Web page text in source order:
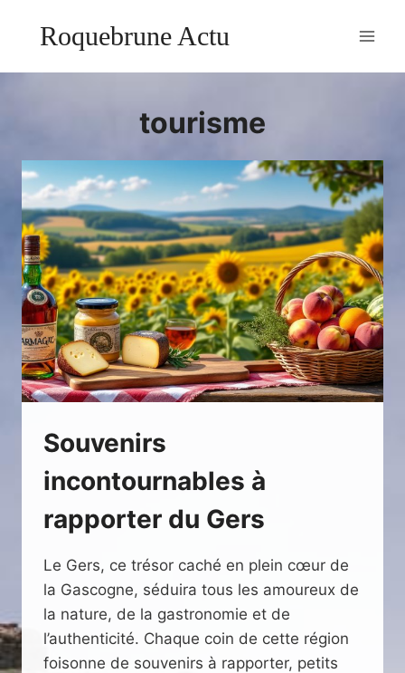
Roquebrune Actu
tourisme
Souvenirs
incontournables à
rapporter du Gers
Le Gers, ce trésor caché en plein cœur de
la Gascogne, séduira tous les amoureux de
la nature, de la gastronomie et de
l’authenticité. Chaque coin de cette région
foisonne de souvenirs à rapporter, petits